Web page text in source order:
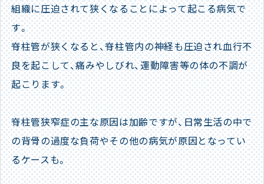
組織に圧迫されて狭くなることによって起こる病気で
す。
脊柱管が狭くなると、脊柱管内の神経も圧迫され血行不
良を起こして、痛みやしびれ、運動障害等の体の不調が
起こります。
脊柱管狭窄症の主な原因は加齢ですが、日常生活の中で
の背骨の過度な負荷やその他の病気が原因となってい
るケースも。